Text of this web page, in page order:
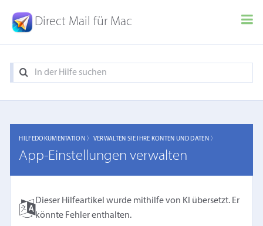
Direct Mail für Mac
HILFEDOKUMENTATION 〉 VERWALTEN SIE IHRE KONTEN UND DATEN 〉
App-Einstellungen verwalten
Dieser Hilfeartikel wurde mithilfe von KI übersetzt. Er
könnte Fehler enthalten.